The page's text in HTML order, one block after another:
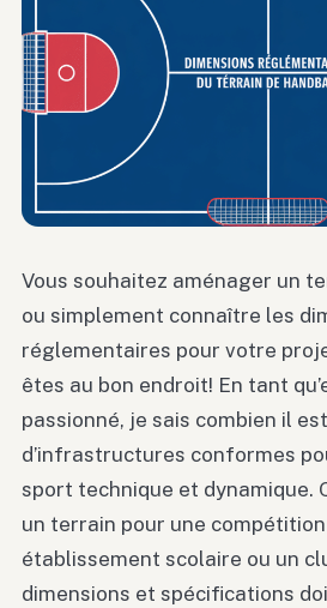
Vous souhaitez aménager un
ou simplement connaître les
réglementaires pour votre
êtes au bon endroit! En tant
passionné, je sais combien il
d’infrastructures conformes
sport technique et dynamique.
un terrain pour une
établissement scolaire ou un
dimensions et spécifications